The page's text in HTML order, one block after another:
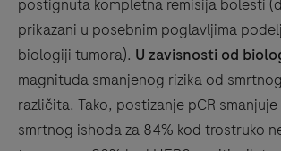
postignuta kompletna remisija bolesti
prikazani u posebnim poglavljima
biologiji tumora). U zavisnosti od
magnituda smanjenog rizika od
različita. Tako, postizanje pCR
smrtnog ishoda za 84% kod trostruko